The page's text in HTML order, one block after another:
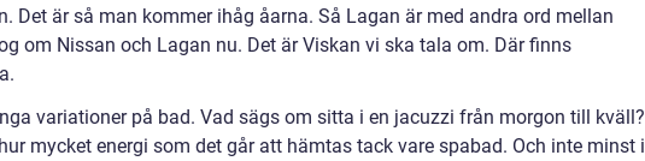
Det är så man kommer ihåg åarna. Så Lagan är med andra ord mellan
om Nissan och Lagan nu. Det är Viskan vi ska tala om. Där finns
variationer på bad. Vad sägs om sitta i en jacuzzi från morgon till kväll?
mycket energi som det går att hämtas tack vare spabad. Och inte minst i